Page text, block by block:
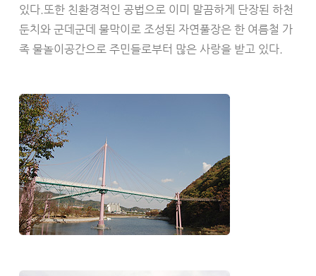
있다.또한 친환경적인 공법으로 이미 말끔하게 단장된 하천
둔치와 군데군데 물막이로 조성된 자연풀장은 한 여름철 가
족 물놀이공간으로 주민들로부터 많은 사랑을 받고 있다.